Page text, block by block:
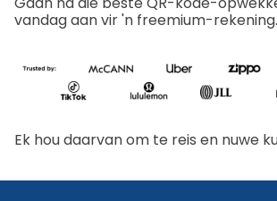
vandag aan vir 'n freemium-rekening.
Ek hou daarvan om te reis en nuwe